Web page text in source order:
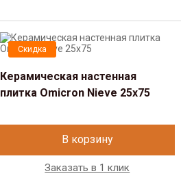
Скидка
Керамическая настенная
плитка Omicron Nieve 25x75
В корзину
Заказать в 1 клик